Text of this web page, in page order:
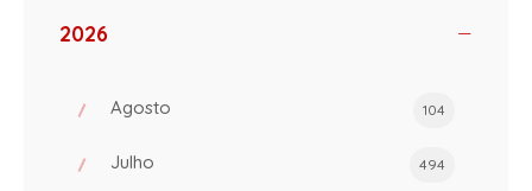
2026
Agosto 104
Julho 494